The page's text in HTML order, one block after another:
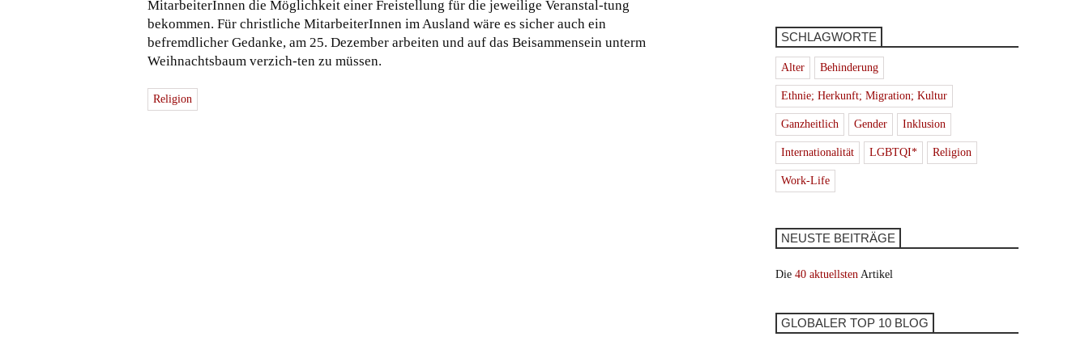
MitarbeiterInnen die Möglichkeit einer Freistellung für die jeweilige Veranstal-tung
bekommen. Für christliche MitarbeiterInnen im Ausland wäre es sicher auch ein
befremdlicher Gedanke, am 25. Dezember arbeiten und auf das Beisammensein unterm
Weihnachtsbaum verzich-ten zu müssen.
Religion
SCHLAGWORTE
Alter Behinderung
Ethnie; Herkunft; Migration; Kultur
Ganzheitlich Gender Inklusion
Internationalität LGBTQI* Religion
Work-Life
NEUSTE BEITRÄGE
Die 40 aktuellsten Artikel
GLOBALER TOP 10 BLOG